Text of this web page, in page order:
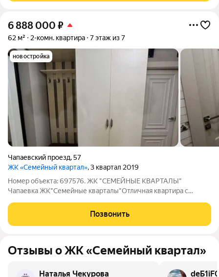
6 888 000 ₽
62 м² 2-комн. квартира 7 этаж из 7
новостройка
Чапаевский проезд,57
ЖК «Семейный квартал», 3 квартал 2019
Номер объекта: 697576. ЖК "СЕМЕЙНЫЕ КВАРТАЛЫ"
Чапаевка ЖК"Семейные кварталы"Отличная квартира с
состоянии! Распашонка, два балкона, на одном из них имеется
теплый пол!В квартире уже есть всё
Позвонить
Отзывы о ЖК «Семейный квартал»
Наталья Чекурова